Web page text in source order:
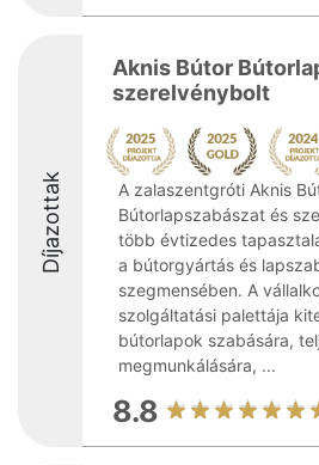
Díjazottak
Aknis Bútor
szerelvénybolt
A zalaszentgróti Aknis
Bútorlapszabászat és
több évtizedes
a bútorgyártás és
szegmensében. A
szolgáltatási palettája
bútorlapok szabására,
megmunkálására, ...
8.8